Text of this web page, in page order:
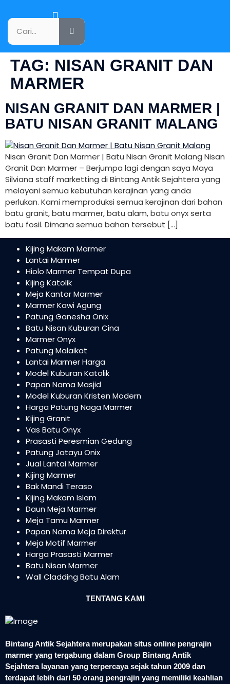
TAG: NISAN GRANIT DAN
MARMER
NISAN GRANIT DAN MARMER |
BATU NISAN GRANIT MALANG
Nisan Granit Dan Marmer | Batu Nisan Granit Malang Nisan
Granit Dan Marmer – Berjumpa lagi dengan saya Maya
Silviana staff marketting di Bintang Antik Sejahtera yang
melayani semua kebutuhan kerajinan yang anda
perlukan. Kami memproduksi semua kerajinan dari bahan
batu granit, batu marmer, batu alam, batu onyx serta
batu fosil. Dimana semua bahan tersebut […]
Kijing Makam Marmer
Lantai Marmer
Hiolo Marmer Tempat Dupa
Kijing Katolik
Meja Kantor Marmer
Marmer Kawi Agung
Patung Ganesha Onix
Batu Nisan Kuburan Cina
Marmer Onyx
Patung Malaikat
Lantai Marmer Harga
Model Kuburan Katolik
Papan Nama Masjid
Model Kuburan Kristen Modern
Harga Patung Naga Marmer
Kijing Granit
Vas Batu Onyx
Prasasti Peresmian Gedung
Patung Jatayu Onix
Jual Lantai Marmer
Kijing Marmer
Bak Mandi Teraso
Kijing Makam Islam
Daun Meja Marmer
Meja Tamu Marmer
Papan Nama Meja Direktur
Meja Motif Marmer
Harga Prasasti Marmer
Batu Nisan Marmer
Wall Cladding Batu Alam
TENTANG KAMI
Bintang Antik Sejahtera merupakan situs online pengrajin
marmer yang tergabung dalam Group Bintang Antik
Sejahtera layanan yang terpercaya sejak tahun 2009 dan
terdapat lebih dari 50 orang pengrajin yang memiliki keahlian